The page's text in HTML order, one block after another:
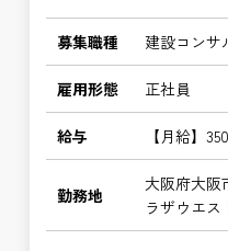
募集職種 建設コン
雇用形態 正社員
給与 【月給】
勤務地
大阪府大
ラザウエス